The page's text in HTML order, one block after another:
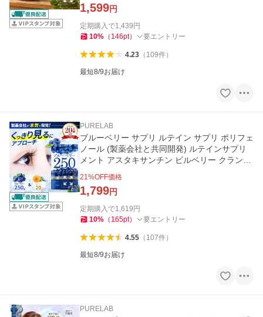
1,599円
定期購入で1,439円
10% （ 146pt） 要エントリー
4.23（ 109件）
最短8/9お届け
PURELAB
ブルーベリー サプリ ルテイン サプリ ポリフェ
ノール (製薬会社と共同開発) ルテインサプリ
メント アスタキサンチン ビルベリー クランベ
21 %OFF価格
1,799円
定期購入で1,619円
10% （ 165pt） 要エントリー
4.55（ 107件）
最短8/9お届け
PURELAB